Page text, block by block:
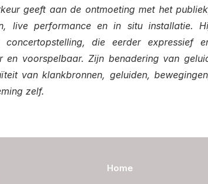
geeft aan de ontmoeting met het
live performance en in situ installatie.
die eerder expressief
en voorspelbaar. Zijn benadering van
van klankbronnen, geluiden,
zelf.
Home